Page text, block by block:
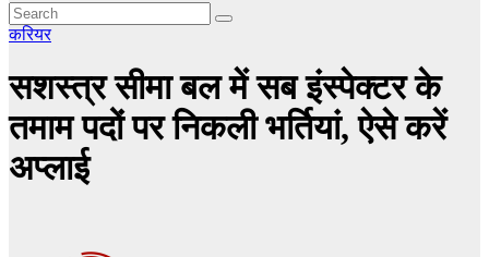
करियर
सशस्त्र सीमा बल में सब इंस्पेक्टर के
तमाम पदों पर निकली भर्तियां, ऐसे करें
अप्लाई